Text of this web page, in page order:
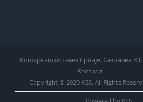
Кошаркашки савез Србије, Сазонова 83,
Београд
Copyright © 2020 KSS. All Rights